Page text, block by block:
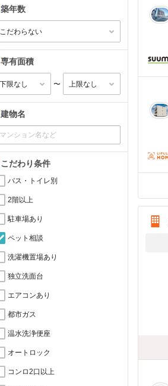
築年数
専有面積
〜
建物名
こだわり条件
バス・トイレ別
2階以上
駐車場あり
ペット相談
洗濯機置場あり
独立洗面台
エアコンあり
都市ガス
温水洗浄便座
オートロック
コンロ2口以上